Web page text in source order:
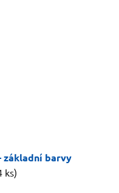
základní barvy
ks)